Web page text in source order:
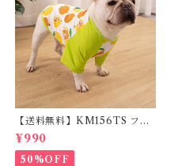
【送料無料】KM156TS フレ
ブル Tシャツ フレンチブルド
ック レモン柄 犬服 ドックウェ
ア
¥990
50%OFF